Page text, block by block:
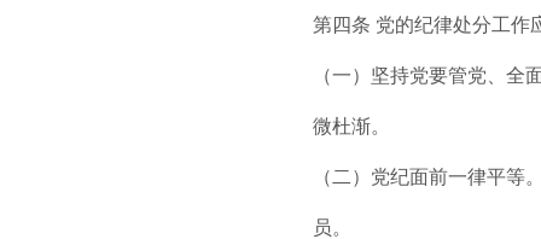
第四条 党的纪律处分工作
（一）坚持党要管党、
微杜渐。
（二）党纪面前一律平
员。